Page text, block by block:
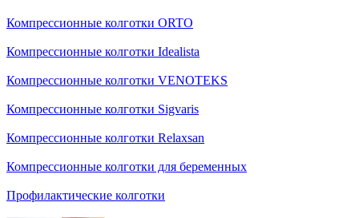
Компрессионные колготки ORTO
Компрессионные колготки Idealista
Компрессионные колготки VENOTEKS
Компрессионные колготки Sigvaris
Компрессионные колготки Relaxsan
Компрессионные колготки для беременных
Профилактические колготки